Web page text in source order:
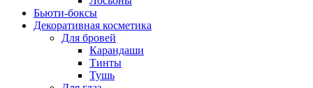
Бьюти-боксы
Декоративная косметика
Для бровей
Карандаши
Тинты
Тушь